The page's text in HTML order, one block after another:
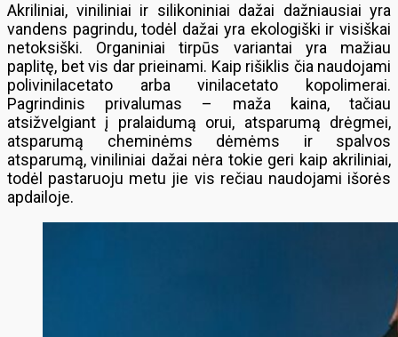
Akriliniai, viniliniai ir silikoniniai dažai dažniausiai yra
vandens pagrindu, todėl dažai yra ekologiški ir visiškai
netoksiški. Organiniai tirpūs variantai yra mažiau
paplitę, bet vis dar prieinami. Kaip rišiklis čia naudojami
polivinilacetato arba vinilacetato kopolimerai.
Pagrindinis privalumas – maža kaina, tačiau
atsižvelgiant į pralaidumą orui, atsparumą drėgmei,
atsparumą cheminėms dėmėms ir spalvos
atsparumą, viniliniai dažai nėra tokie geri kaip akriliniai,
todėl pastaruoju metu jie vis rečiau naudojami išorės
apdailoje.